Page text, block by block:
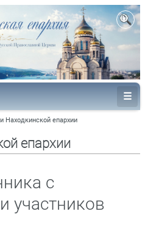
Находкинской епархии
епархии
с
участников